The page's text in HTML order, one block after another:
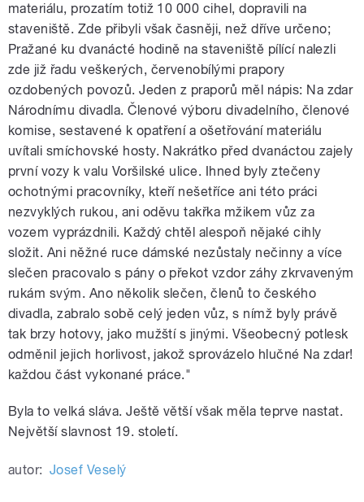
materiálu, prozatím totiž 10 000 cihel, dopravili na
staveniště. Zde přibyli však časněji, než dříve určeno;
Pražané ku dvanácté hodině na staveniště pílící nalezli
zde již řadu veškerých, červenobílými prapory
ozdobených povozů. Jeden z praporů měl nápis: Na zdar
Národnímu divadla. Členové výboru divadelního, členové
komise, sestavené k opatření a ošetřování materiálu
uvítali smíchovské hosty. Nakrátko před dvanáctou zajely
první vozy k valu Voršilské ulice. Ihned byly ztečeny
ochotnými pracovníky, kteří nešetříce ani této práci
nezvyklých rukou, ani oděvu takřka mžikem vůz za
vozem vyprázdnili. Každý chtěl alespoň nějaké cihly
složit. Ani něžné ruce dámské nezůstaly nečinny a více
slečen pracovalo s pány o překot vzdor záhy zkrvaveným
rukám svým. Ano několik slečen, členů to českého
divadla, zabralo sobě celý jeden vůz, s nímž byly právě
tak brzy hotovy, jako mužští s jinými. Všeobecný potlesk
odměnil jejich horlivost, jakož sprovázelo hlučné Na zdar!
každou část vykonané práce."
Byla to velká sláva. Ještě větší však měla teprve nastat.
Největší slavnost 19. století.
autor: Josef Veselý